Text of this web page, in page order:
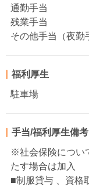
通勤手当
残業手当
その他手当（夜勤
福利厚生
駐車場
手当/福利厚生備考
※社会保険につい
たす場合は加入
■制服貸与 、資格